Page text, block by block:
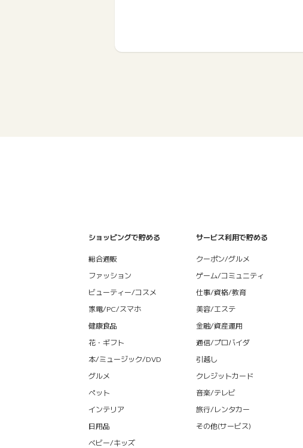
ショッピングで貯める
総合通販
ファッション
ビューティー/コスメ
家電/PC/スマホ
健康食品
花・ギフト
本/ミュージック/DVD
グルメ
ペット
インテリア
日用品
ベビー/キッズ
サービス利用で貯める
クーポン/グルメ
ゲーム/コミュニティ
仕事/資格/教育
美容/エステ
金融/資産運用
通信/プロバイダ
引越し
クレジットカード
音楽/テレビ
旅行/レンタカー
その他(サービス)